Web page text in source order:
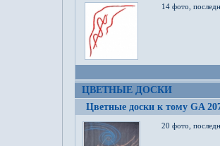
14 фото,
ЦВЕТНЫЕ ДОСКИ
Цветные доски к тому GA
20 фото,